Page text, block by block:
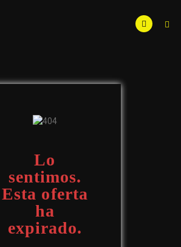
Lo
sentimos.
Esta oferta
ha
expirado.